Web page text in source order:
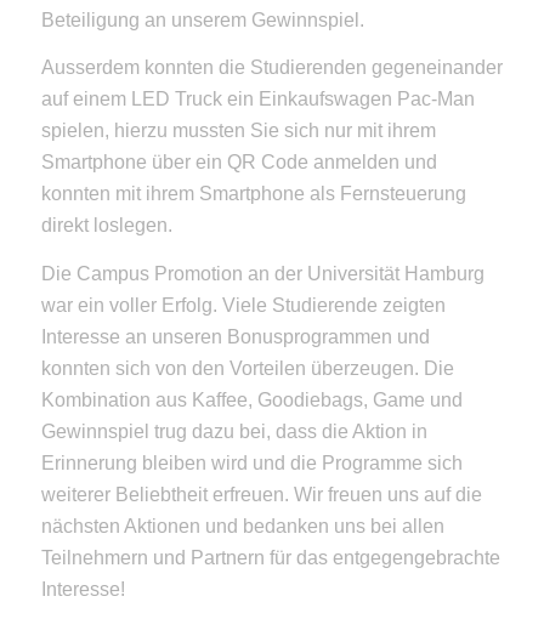
Beteiligung an unserem Gewinnspiel.
Ausserdem konnten die Studierenden gegeneinander
auf einem LED Truck ein Einkaufswagen Pac-Man
spielen, hierzu mussten Sie sich nur mit ihrem
Smartphone über ein QR Code anmelden und
konnten mit ihrem Smartphone als Fernsteuerung
direkt loslegen.
Die Campus Promotion an der Universität Hamburg
war ein voller Erfolg. Viele Studierende zeigten
Interesse an unseren Bonusprogrammen und
konnten sich von den Vorteilen überzeugen. Die
Kombination aus Kaffee, Goodiebags, Game und
Gewinnspiel trug dazu bei, dass die Aktion in
Erinnerung bleiben wird und die Programme sich
weiterer Beliebtheit erfreuen. Wir freuen uns auf die
nächsten Aktionen und bedanken uns bei allen
Teilnehmern und Partnern für das entgegengebrachte
Interesse!